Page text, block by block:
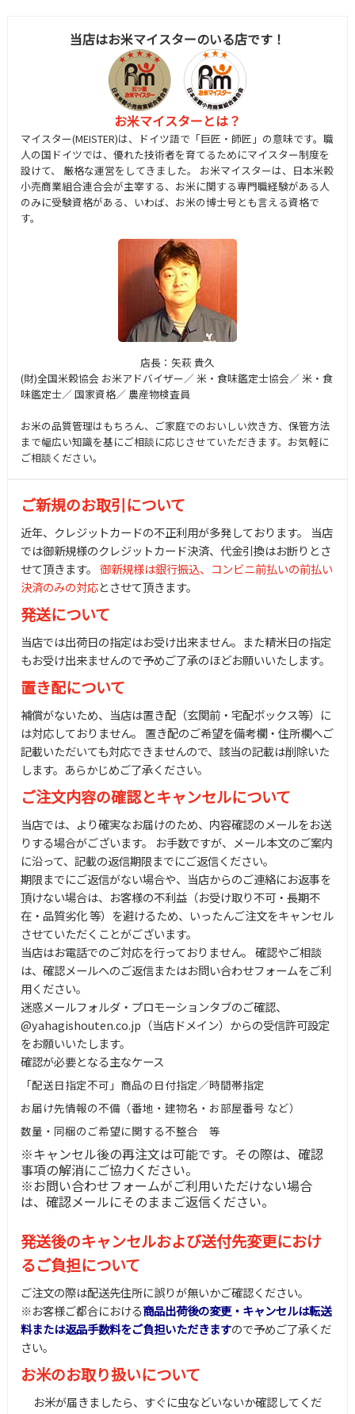
当店はお米マイスターのいる店です！
お米マイスターとは？
マイスター(MEISTER)は、ドイツ語で「巨匠・師匠」の意味です。職
人の国ドイツでは、優れた技術者を育てるためにマイスター制度を
設けて、 厳格な運営をしてきました。 お米マイスターは、日本米穀
小売商業組合連合会が主宰する、お米に関する専門職経験がある人
のみに受験資格がある、いわば、お米の博士号とも言える資格で
す。
店長：矢萩 貴久
(財)全国米穀協会 お米アドバイザー／ 米・食味鑑定士協会／ 米・食
味鑑定士／ 国家資格／ 農産物検査員
お米の品質管理はもちろん、ご家庭でのおいしい炊き方、保管方法
まで幅広い知識を基にご相談に応じさせていただきます。お気軽に
ご相談ください。
ご新規のお取引について
近年、クレジットカードの不正利用が多発しております。 当店
では御新規様のクレジットカード決済、代金引換はお断りとさ
せて頂きます。 御新規様は銀行振込、コンビニ前払いの前払い
決済のみの対応とさせて頂きます。
発送について
当店では出荷日の指定はお受け出来ません。また精米日の指定
もお受け出来ませんので予めご了承のほどお願いいたします。
置き配について
補償がないため、当店は置き配（玄関前・宅配ボックス等）に
は対応しておりません。 置き配のご希望を備考欄・住所欄へご
記載いただいても対応できませんので、該当の記載は削除いた
します。あらかじめご了承ください。
ご注文内容の確認とキャンセルについて
当店では、より確実なお届けのため、内容確認のメールをお送
りする場合がございます。 お手数ですが、メール本文のご案内
に沿って、記載の返信期限までにご返信ください。
期限までにご返信がない場合や、当店からのご連絡にお返事を
頂けない場合は、お客様の不利益（お受け取り不可・長期不
在・品質劣化 等）を避けるため、いったんご注文をキャンセル
させていただくことがございます。
当店はお電話でのご対応を行っておりません。 確認やご相談
は、確認メールへのご返信またはお問い合わせフォームをご利
用ください。
迷惑メールフォルダ・プロモーションタブのご確認、
@yahagishouten.co.jp（当店ドメイン）からの受信許可設定
をお願いいたします。
確認が必要となる主なケース
「配送日指定不可」商品の日付指定／時間帯指定
お届け先情報の不備（番地・建物名・お部屋番号 など）
数量・同梱のご希望に関する不整合 等
※キャンセル後の再注文は可能です。その際は、確認
事項の解消にご協力ください。
※お問い合わせフォームがご利用いただけない場合
は、確認メールにそのままご返信ください。
発送後のキャンセルおよび送付先変更におけ
るご負担について
ご注文の際は配送先住所に誤りが無いかご確認ください。
※お客様ご都合における商品出荷後の変更・キャンセルは転送
料または返品手数料をご負担いただきますので予めご了承くだ
さい。
お米のお取り扱いについて
お米が届きましたら、すぐに虫などいないか確認してくだ